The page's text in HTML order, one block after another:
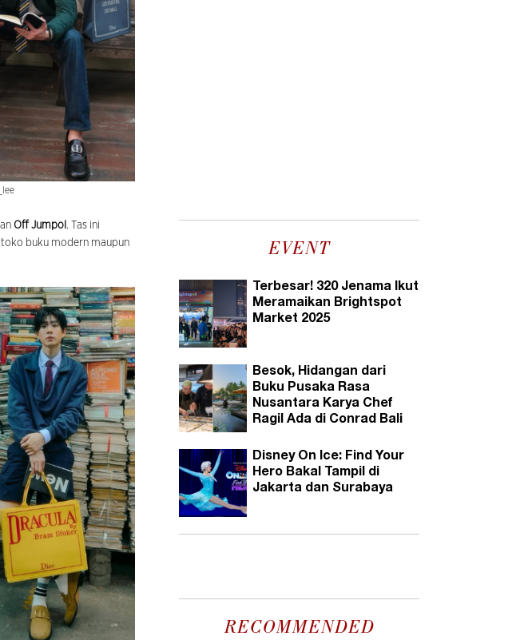
Off Jumpol . Tas ini
buku modern maupun
EVENT
Terbesar! 320 Jenama Ikut
Meramaikan Brightspot
Market 2025
Besok, Hidangan dari
Buku Pusaka Rasa
Nusantara Karya Chef
Ragil Ada di Conrad Bali
Disney On Ice: Find Your
Hero Bakal Tampil di
Jakarta dan Surabaya
RECOMMENDED